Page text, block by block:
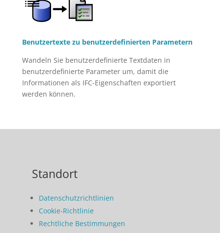
Benutzertexte zu benutzerdefinierten Parametern
Wandeln Sie benutzerdefinierte Textdaten in
benutzerdefinierte Parameter um, damit die
Informationen als IFC-Eigenschaften exportiert
werden können.
Standort
Datenschutzrichtlinien
Cookie-Richtlinie
Rechtliche Bestimmungen